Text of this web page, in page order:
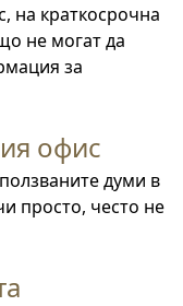
на краткосрочна
не могат да
за
офис
думи в
просто, често не